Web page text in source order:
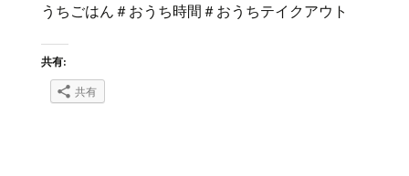
うちごはん＃おうち時間＃おうちテイクアウト
共有:
共有